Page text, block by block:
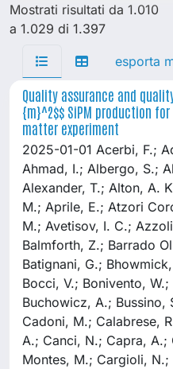
Mostrati risultati da 1.010
a 1.029 di 1.397
esporta
Quality assurance and
{m}^2$$ SiPM production
matter experiment
2025-01-01 Acerbi, F.;
Ahmad, I.; Albergo, S.;
Alexander, T.; Alton, A.
M.; Aprile, E.; Atzori
M.; Avetisov, I. C.;
Balmforth, Z.; Barrado
Batignani, G.;
Bocci, V.; Bonivento,
Buchowicz, A.; Bussino,
Cadoni, M.; Calabrese,
A.; Canci, N.; Capra,
Montes, M.; Cargioli,